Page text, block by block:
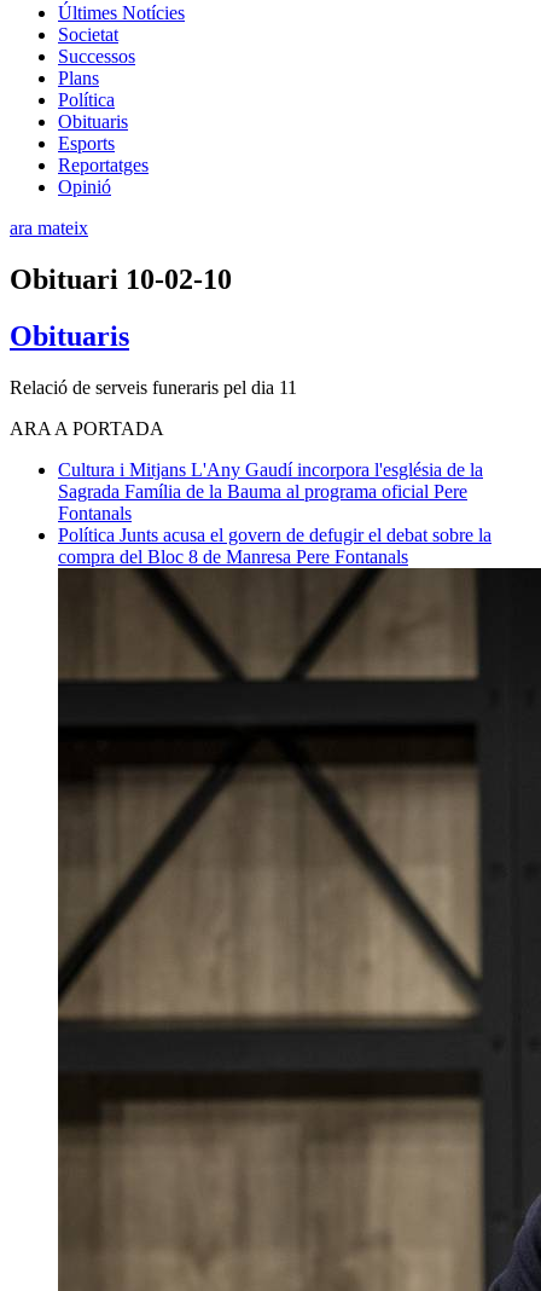
Últimes Notícies
Societat
Successos
Plans
Política
Obituaris
Esports
Reportatges
Opinió
ara mateix
Obituari 10-02-10
Obituaris
Relació de serveis funeraris pel dia 11
ARA A PORTADA
Cultura i Mitjans L'Any Gaudí incorpora l'església de la
Sagrada Família de la Bauma al programa oficial Pere
Fontanals
Política Junts acusa el govern de defugir el debat sobre la
compra del Bloc 8 de Manresa Pere Fontanals